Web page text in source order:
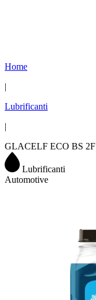
Home
|
Lubrificanti
|
GLACELF ECO BS 2F
Lubrificanti
Automotive